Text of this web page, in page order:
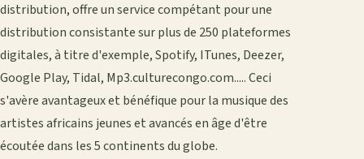
distribution, offre un service compétant pour une
distribution consistante sur plus de 250 plateformes
digitales, à titre d'exemple, Spotify, ITunes, Deezer,
Google Play, Tidal, Mp3.culturecongo.com..... Ceci
s'avère avantageux et bénéfique pour la musique des
artistes africains jeunes et avancés en âge d'être
écoutée dans les 5 continents du globe.